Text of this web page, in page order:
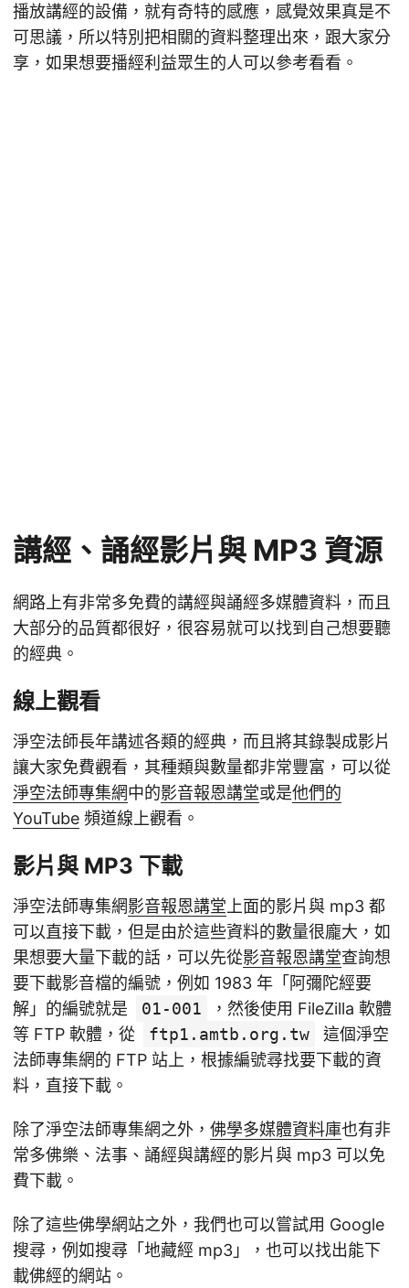
播放講經的設備，就有奇特的感應，感覺效果真是不
可思議，所以特別把相關的資料整理出來，跟大家分
享，如果想要播經利益眾生的人可以參考看看。
講經、誦經影片與 MP3 資源
網路上有非常多免費的講經與誦經多媒體資料，而且
大部分的品質都很好，很容易就可以找到自己想要聽
的經典。
線上觀看
淨空法師長年講述各類的經典，而且將其錄製成影片
讓大家免費觀看，其種類與數量都非常豐富，可以從
淨空法師專集網中的影音報恩講堂或是他們的
YouTube 頻道線上觀看。
影片與 MP3 下載
淨空法師專集網影音報恩講堂 上面的影片與 mp3 都
可以直接下載，但是由於這些資料的數量很龐大，如
果想要大量下載的話，可以先從影音報恩講堂查詢想
要下載影音檔的編號，例如 1983 年「阿彌陀經要
解」的編號就是
01-001
，然後使用 FileZilla 軟體
等 FTP 軟體，從
ftp1.amtb.org.tw
這個淨空
法師專集網的 FTP 站上，根據編號尋找要下載的資
料，直接下載。
除了淨空法師專集網之外， 佛學多媒體資料庫也有非
常多佛樂、法事、誦經與講經的影片與 mp3 可以免
費下載。
除了這些佛學網站之外，我們也可以嘗試用 Google
搜尋，例如搜尋「地藏經 mp3」，也可以找出能下
載佛經的網站。